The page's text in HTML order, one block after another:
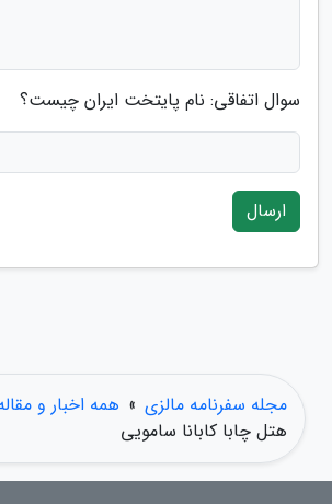
سوال اتفاقی: نام پایتخت ایران چیست؟
ارسال
مجله سفرنامه مالزی » همه اخبار و
هتل چابا کابانا سامویی